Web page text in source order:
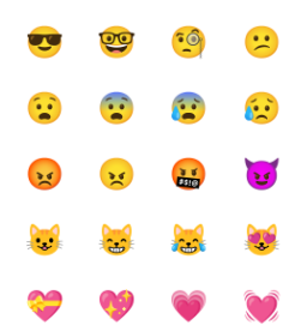
😎 🤓 🧐 😕
😧 😨 😰 😥
😡 😠 🤬 😈
😺 😸 😹 😻
💝 💖 💗 💓